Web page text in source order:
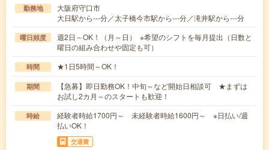
勤務地
大阪府守口市
大日駅から---分／太子橋今市駅から---分／滝井駅から---分
曜日頻度
週2日～OK！（月～日） ※希望のシフトを毎月提出（日数と
曜日の組み合わせや固定も可）
時間 ★1日5時間～OK！
期間
【急募】即日勤務OK！中旬～など開始日相談可 ★まずは
お試し2カ月～のスタートも歓迎！
時給
経験者時給1700円～ 未経験者時給1600円～ ※日払い/週
払いOK！
交通費